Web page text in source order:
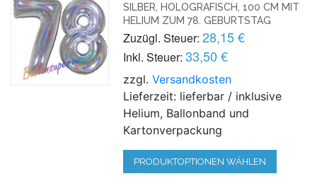
SILBER, HOLOGRAFISCH, 100 CM MIT
HELIUM ZUM 78. GEBURTSTAG
Zuzügl. Steuer: 28,15 €
Inkl. Steuer: 33,50 €
zzgl.Versandkosten
Lieferzeit: lieferbar / inklusive
Helium, Ballonband und
Kartonverpackung
PRODUKTOPTIONEN WÄHLEN